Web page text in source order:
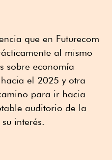
que en Futurecom
al mismo
sobre economía
el 2025 y otra
para ir hacia
auditorio de la
interés.